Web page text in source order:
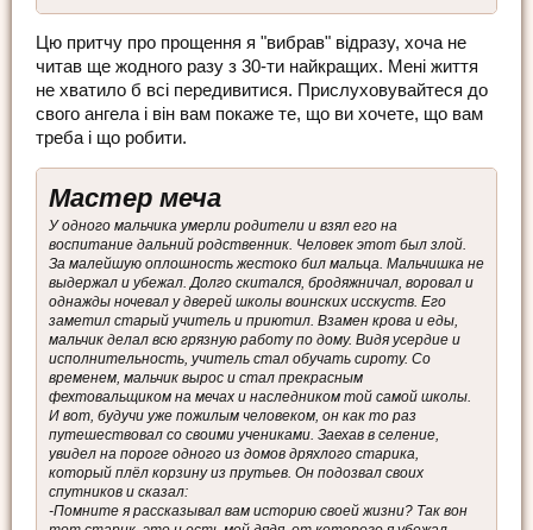
Цю притчу про прощення я "вибрав" відразу, хоча не
читав ще жодного разу з 30-ти найкращих. Мені життя
не хватило б всі передивитися. Прислуховувайтеся до
свого ангела і він вам покаже те, що ви хочете, що вам
треба і що робити.
Мастер меча
У одного мальчика умерли родители и взял его на
воспитание дальний родственник. Человек этот был злой.
За малейшую оплошность жестоко бил мальца. Мальчишка не
выдержал и убежал. Долго скитался, бродяжничал, воровал и
однажды ночевал у дверей школы воинских исскуств. Его
заметил старый учитель и приютил. Взамен крова и еды,
мальчик делал всю грязную работу по дому. Видя усердие и
исполнительность, учитель стал обучать сироту. Со
временем, мальчик вырос и стал прекрасным
фехтовальщиком на мечах и наследником той самой школы.
И вот, будучи уже пожилым человеком, он как то раз
путешествовал со своими учениками. Заехав в селение,
увидел на пороге одного из домов дряхлого старика,
который плёл корзину из прутьев. Он подозвал своих
спутников и сказал:
-Помните я рассказывал вам историю своей жизни? Так вон